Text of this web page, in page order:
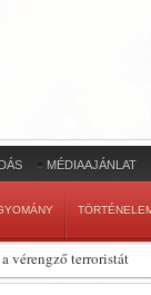
MÉDIAAJÁNLAT
vérengző terroristát